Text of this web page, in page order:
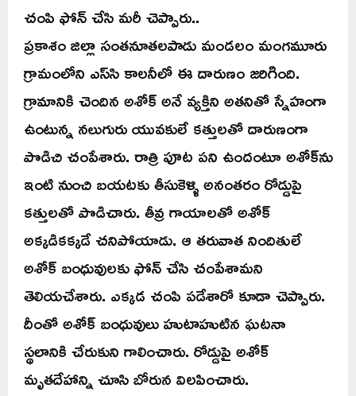
చంపి ఫోన్‌ చేసి మరీ చెప్పారు..
ప్రకాశం జిల్లా సంతనూతలపాడు మండలం మంగమూరు
గ్రామంలోని ఎస్‌సి కాలనీలో ఈ దారుణం జరిగింది.
గ్రామానికి చెందిన అశోక్‌ అనే వ్యక్తిని అతనితో స్నేహంగా
ఉంటున్న నలుగురు యువకులే కత్తులతో దారుణంగా
పొడిచి చంపేశారు. రాత్రి పూట పని ఉందంటూ అశోక్‌ను
ఇంటి నుంచి బయటకు తీసుకెళ్ళి అనంతరం రోడ్డుపై
కత్తులతో పొడిచారు. తీవ్ర గాయాలతో అశోక్‌
అక్కడికక్కడే చనిపోయాడు. ఆ తరువాత నిందితులే
అశోక్‌ బంధువులకు ఫోన్‌ చేసి చంపేశామని
తెలియచేశారు. ఎక్కడ చంపి పడేశారో కూడా చెప్పారు.
దీంతో అశోక్‌ బంధువులు హుటాహుటిన ఘటనా
స్థలానికి చేరుకుని గాలించారు. రోడ్డుపై అశోక్‌
మృతదేహాన్ని చూసి బోరున విలపించారు.